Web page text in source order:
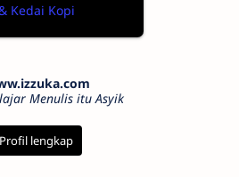
Kedai Kopi
Menulis itu Asyik
Profil lengkap